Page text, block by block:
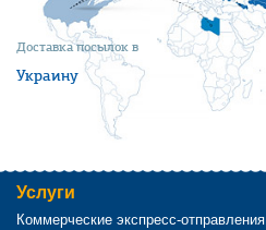
Доставка посылок в
Украину
Услуги
Коммерческие экспресс-отправления